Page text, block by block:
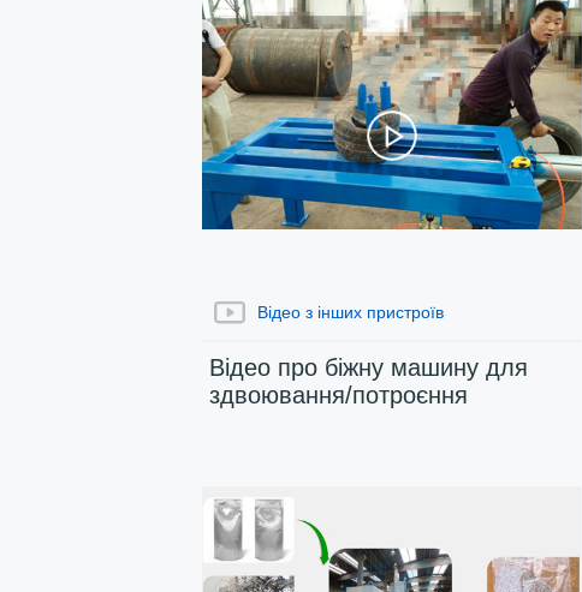
Відео з інших пристроїв
Відео про біжну машину для
здвоювання/потроєння